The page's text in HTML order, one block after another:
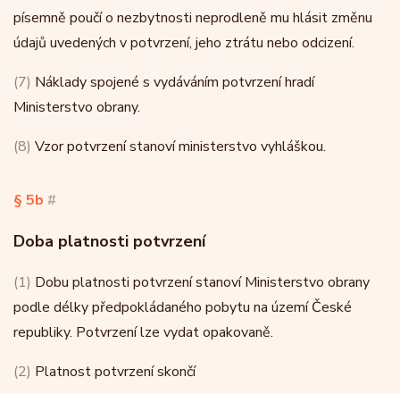
písemně poučí o nezbytnosti neprodleně mu hlásit změnu
údajů uvedených v potvrzení, jeho ztrátu nebo odcizení.
(7) Náklady spojené s vydáváním potvrzení hradí
Ministerstvo obrany.
(8) Vzor potvrzení stanoví ministerstvo vyhláškou.
§ 5b #
Doba platnosti potvrzení
(1) Dobu platnosti potvrzení stanoví Ministerstvo obrany
podle délky předpokládaného pobytu na území České
republiky. Potvrzení lze vydat opakovaně.
(2) Platnost potvrzení skončí